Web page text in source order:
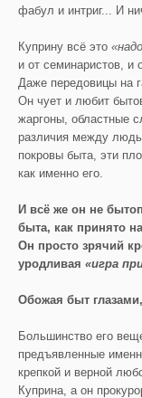
фабул и интриг... И
Куприну всё это
и от семинаристов, и
Даже передовицы на
Он чует и любит
жаргоны, областные
различия между
покровы быта, эти
как именно его.
И всё же он не
быта, как принято
Он просто зрячий
уродливая «игра
Обожая быт
Большинство его
предъявленные
крепкой и верной
Куприна, а он